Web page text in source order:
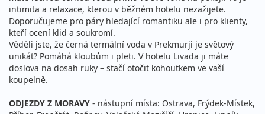
intimita a relaxace, kterou v běžném hotelu nezažijete.
Doporučujeme pro páry hledající romantiku ale i pro klienty,
kteří ocení klid a soukromí.
Věděli jste, že černá termální voda v Prekmurji je světový
unikát? Pomáhá kloubům i pleti. V hotelu Livada ji máte
doslova na dosah ruky – stačí otočit kohoutkem ve vaší
koupelně.
ODJEZDY Z MORAVY - nástupní místa: Ostrava, Frýdek-Místek,